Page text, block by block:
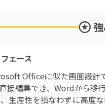
ェース
Officeに似た画面設計
接編集でき、Wordから
生産性を損なわずに高度な